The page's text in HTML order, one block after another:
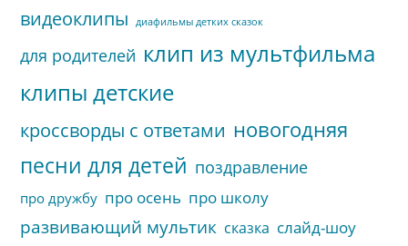
видеоклипы диафильмы детких сказок
для родителей клип из мультфильма
клипы детские
кроссворды с ответами новогодняя
песни для детей поздравление
про дружбу про осень про школу
развивающий мультик сказка слайд-шоу